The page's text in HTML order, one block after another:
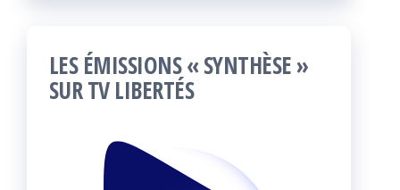
LES ÉMISSIONS « SYNTHÈSE »
SUR TV LIBERTÉS